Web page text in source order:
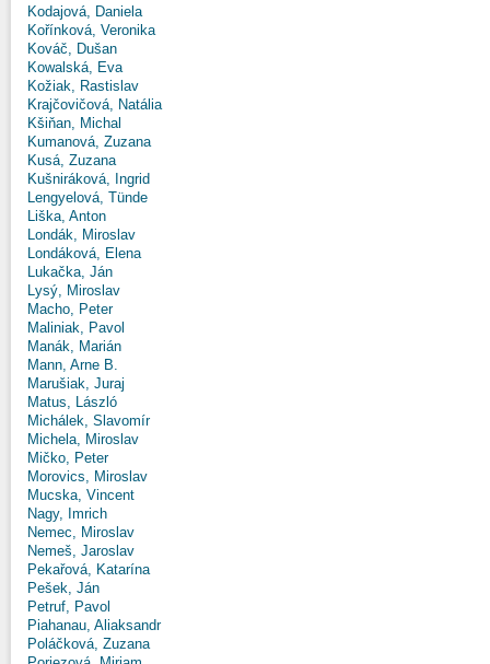
Kodajová, Daniela
Kořínková, Veronika
Kováč, Dušan
Kowalská, Eva
Kožiak, Rastislav
Krajčovičová, Natália
Kšiňan, Michal
Kumanová, Zuzana
Kusá, Zuzana
Kušniráková, Ingrid
Lengyelová, Tünde
Liška, Anton
Londák, Miroslav
Londáková, Elena
Lukačka, Ján
Lysý, Miroslav
Macho, Peter
Maliniak, Pavol
Manák, Marián
Mann, Arne B.
Marušiak, Juraj
Matus, László
Michálek, Slavomír
Michela, Miroslav
Mičko, Peter
Morovics, Miroslav
Mucska, Vincent
Nagy, Imrich
Nemec, Miroslav
Nemeš, Jaroslav
Pekařová, Katarína
Pešek, Ján
Petruf, Pavol
Piahanau, Aliaksandr
Poláčková, Zuzana